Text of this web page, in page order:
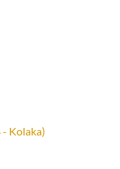
- Kolaka)